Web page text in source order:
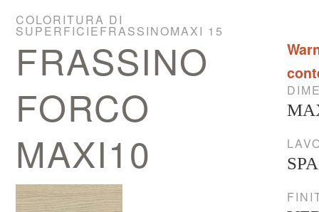
COLORITURA DI
SUPERFICIEFRASSINOMAXI 15
FRASSINO
FORCO
MAXI10